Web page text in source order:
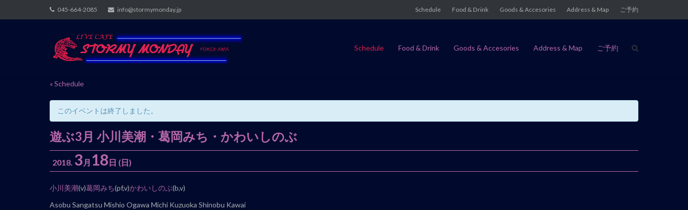
to
045-664-2085 info@stormymonday.jp Schedule Food & Drink Goods & Accesories Address & Map ご予約
Schedule Food & Drink Goods & Accesories Address & Map ご予約
« Schedule
このイベントは終了しました。
遊ぶ3月 小川美潮・葛岡みち・かわいしのぶ
2018. 3 月 18 日 (日)
イ
ベ
小川美潮(v)葛岡みち(pf,v)かわいしのぶ(b,v)
Asobu Sangatsu Mishio Ogawa Michi Kuzuoka Shinobu Kawai